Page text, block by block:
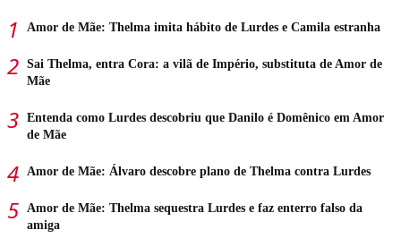
Amor de Mãe: Thelma imita hábito de Lurdes e Camila estranha
Sai Thelma, entra Cora: a vilã de Império, substituta de Amor de
Mãe
Entenda como Lurdes descobriu que Danilo é Domênico em Amor
de Mãe
Amor de Mãe: Álvaro descobre plano de Thelma contra Lurdes
Amor de Mãe: Thelma sequestra Lurdes e faz enterro falso da
amiga